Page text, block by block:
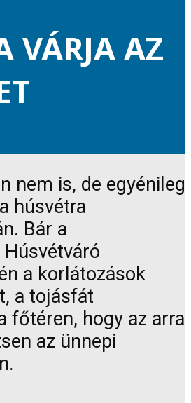
VÁRJA AZ
nem is, de egyénileg
húsvétra
Bár a
a korlátozások
a tojásfát
főtéren, hogy az arra
az ünnepi